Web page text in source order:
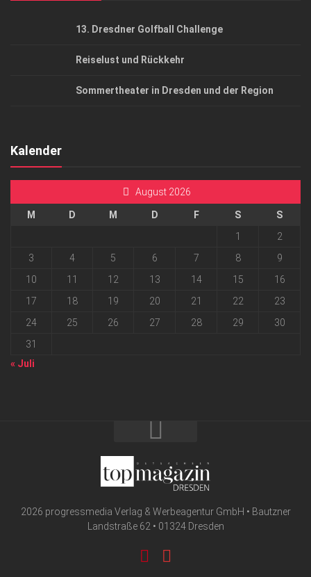
13. Dresdner Golfball Challenge
Reiselust und Rückkehr
Sommertheater in Dresden und der Region
Kalender
August 2026
M D M D F S
S
1
2
3
4 5 6 7 8
9
10
11 12 13 14 15
16
17
18 19 20 21 22
23
24
25 26 27 28 29
30
31
« Juli
2026 progressmedia Verlag & Werbeagentur GmbH • Bautzner
Landstraße 62 • 01324 Dresden